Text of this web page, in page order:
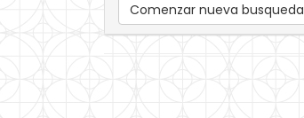
Comenzar nueva busqueda